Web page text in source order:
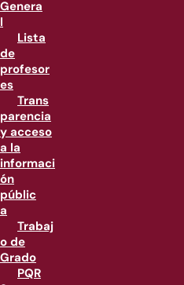
Genera
l
Lista
de
profesor
es
Trans
parencia
y acceso
a la
informaci
ón
públic
a
Trabaj
o de
Grado
PQR